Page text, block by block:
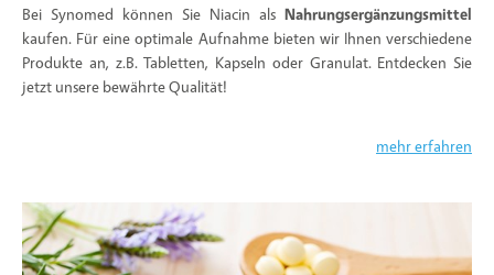
Bei Synomed können Sie Niacin als Nahrungsergänzungsmittel
kaufen. Für eine optimale Aufnahme bieten wir Ihnen verschiedene
Produkte an, z.B. Tabletten, Kapseln oder Granulat. Entdecken Sie
jetzt unsere bewährte Qualität!
mehr erfahren